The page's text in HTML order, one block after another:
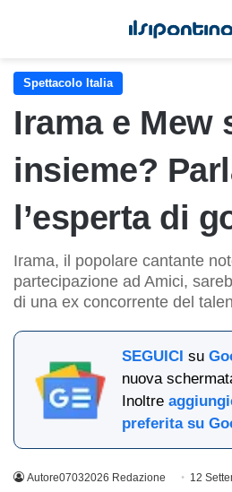
Spettacolo Italia
Irama e Mew
insieme?
l’esperta di
Irama, il popolare cantante
partecipazione ad Amici,
di una ex concorrente del
SEGUICI su
nuova
Inoltre
preferita su
Autore07032026 Redazione 12